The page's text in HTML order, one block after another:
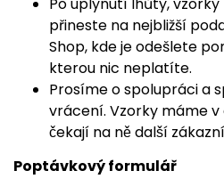
přineste na nejbližší
Shop, kde je odešlete
kterou nic neplatíte.
Prosíme o spolupráci a
vrácení. Vzorky máme
čekají na ně další
Poptávkový formulář